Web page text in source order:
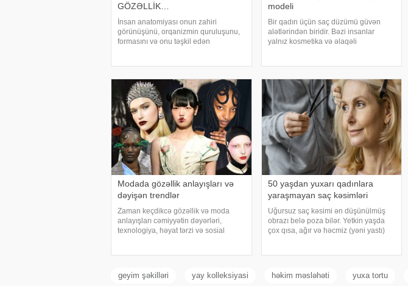
GÖZƏLLİK…
İnsan anatomiyası onun zahiri
görünüşünü, orqanizmin quruluşunu,
formasını və onu təşkil edən
Anatomiya morfoloj
modeli
Bir qadın üçün saç düzümü güvən
alətlərindən biridir. Bəzi insanlar
yalnız kosmetika və əlaqəli
deyirlər ki, düzgün saç düzüm
Modada gözəllik anlayışları və
dəyişən trendlər
Zaman keçdikcə gözəllik və moda
anlayışları cəmiyyətin dəyərləri,
texnologiya, həyat tərzi və sosial
50 yaşdan yuxarı qadınlara
yaraşmayan saç kəsimləri
Uğursuz saç kəsimi ən düşünülmüş
obrazı belə poza bilər. Yetkin yaşda
çox qısa, ağır və həcmiz (yəni yastı)
geyim şəkilləri yay kolleksiyasi həkim məsləhəti yuxa tortu